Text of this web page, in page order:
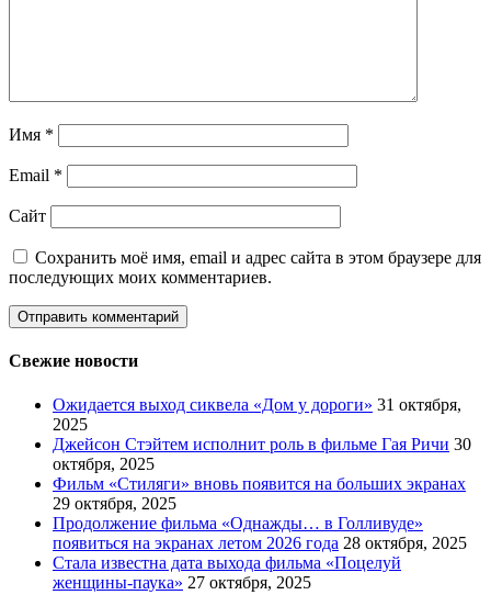
Имя *
Email *
Сайт
Сохранить моё имя, email и адрес сайта в этом браузере для
последующих моих комментариев.
Свежие новости
Ожидается выход сиквела «Дом у дороги» 31 октября,
2025
Джейсон Стэйтем исполнит роль в фильме Гая Ричи 30
октября, 2025
Фильм «Стиляги» вновь появится на больших экранах
29 октября, 2025
Продолжение фильма «Однажды… в Голливуде»
появиться на экранах летом 2026 года 28 октября, 2025
Стала известна дата выхода фильма «Поцелуй
женщины-паука» 27 октября, 2025